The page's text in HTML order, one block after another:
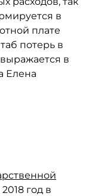
в
плате
потерь в
в
Елена
год в